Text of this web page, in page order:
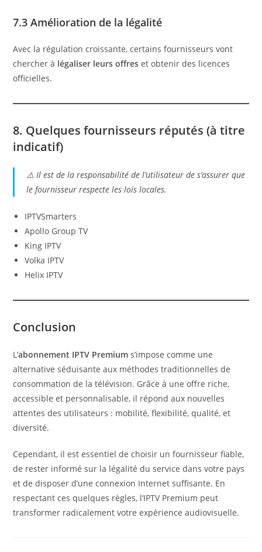
7.3 Amélioration de la légalité
Avec la régulation croissante, certains fournisseurs vont
chercher à légaliser leurs offres et obtenir des licences
officielles.
8. Quelques fournisseurs réputés (à titre
indicatif)
⚠️ Il est de la responsabilité de l’utilisateur de s’assurer que
le fournisseur respecte les lois locales.
IPTVSmarters
Apollo Group TV
King IPTV
Volka IPTV
Helix IPTV
Conclusion
L’abonnement IPTV Premium s’impose comme une
alternative séduisante aux méthodes traditionnelles de
consommation de la télévision. Grâce à une offre riche,
accessible et personnalisable, il répond aux nouvelles
attentes des utilisateurs : mobilité, flexibilité, qualité, et
diversité.
Cependant, il est essentiel de choisir un fournisseur fiable,
de rester informé sur la légalité du service dans votre pays
et de disposer d’une connexion Internet suffisante. En
respectant ces quelques règles, l’IPTV Premium peut
transformer radicalement votre expérience audiovisuelle.